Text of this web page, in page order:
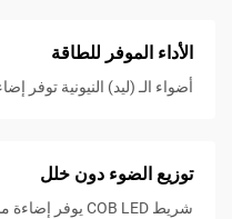
الأداء الموفر للطاقة
أضواء الـ (ليد) النيونية
توزيع الضوء دون خلل
شريط COB LED يوفر إضاءة مستمرة خالية من الفجوات.